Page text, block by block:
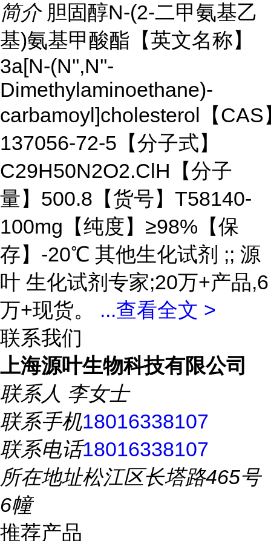
简介 胆固醇N-(2-二甲氨基乙
基)氨基甲酸酯【英文名称】
3a[N-(N'',N''-
Dimethylaminoethane)-
carbamoyl]cholesterol【CAS
137056-72-5【分子式】
C29H50N2O2.ClH【分子
量】500.8【货号】T58140-
100mg【纯度】≥98%【保
存】-20℃ 其他生化试剂 ;; 源
叶 生化试剂专家;20万+产品,6
万+现货。 ...查看全文 >
联系我们
上海源叶生物科技有限公司
联系人 李女士
联系手机18016338107
联系电话18016338107
所在地址松江区长塔路465号
6幢
推荐产品